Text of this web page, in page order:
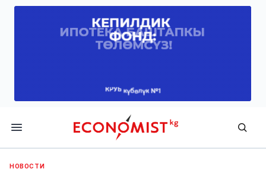
Economist.kg
НОВОСТИ